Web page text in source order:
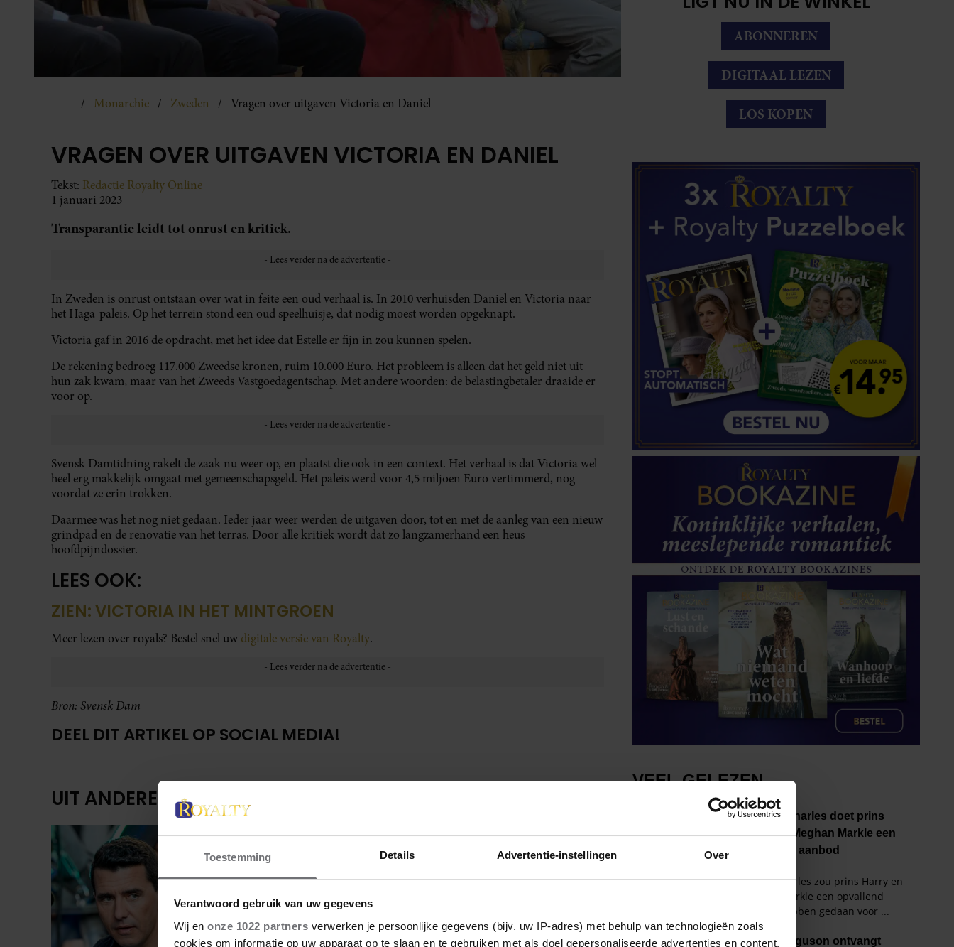
Toestemming Details Advertentie-instellingen Over
Verantwoord gebruik van uw gegevens
Wij en onze 1022 partners verwerken je persoonlijke gegevens (bijv. uw IP-adres) met behulp van technologieën zoals
cookies om informatie op uw apparaat op te slaan en te gebruiken met als doel gepersonaliseerde advertenties en content,
Monarchie Zweden Vragen over uitgaven Victoria en Daniel
VRAGEN OVER UITGAVEN VICTORIA EN DANIEL
Tekst: Redactie Royalty Online
1 januari 2023
Transparantie leidt tot onrust en kritiek.
In Zweden is onrust ontstaan over wat in feite een oud verhaal is. In 2010 verhuisden Daniel en Victoria naar
het Haga-paleis. Op het terrein stond een oud speelhuisje, dat nodig moest worden opgeknapt.
Victoria gaf in 2016 de opdracht, met het idee dat Estelle er fijn in zou kunnen spelen.
De rekening bedroeg 117.000 Zweedse kronen, ruim 10.000 Euro. Het probleem is alleen dat het geld niet uit
hun zak kwam, maar van het Zweeds Vastgoedagentschap. Met andere woorden: de belastingbetaler draaide er
voor op.
Svensk Damtidning rakelt de zaak nu weer op, en plaatst die ook in een context. Het verhaal is dat Victoria wel
heel erg makkelijk omgaat met gemeenschapsgeld. Het paleis werd voor 4,5 miljoen Euro vertimmerd, nog
voordat ze erin trokken.
Daarmee was het nog niet gedaan. Ieder jaar weer werden de uitgaven door, tot en met de aanleg van een nieuw
grindpad en de renovatie van het terras. Door alle kritiek wordt dat zo langzamerhand een heus
hoofdpijndossier.
LEES OOK:
ZIEN: VICTORIA IN HET MINTGROEN
Meer lezen over royals? Bestel snel uw digitale versie van Royalty.
Bron: Svensk Dam
DEEL DIT ARTIKEL OP SOCIAL MEDIA!
UIT ANDERE MEDIA
ABONNEREN
DIGITAAL LEZEN
LOS KOPEN